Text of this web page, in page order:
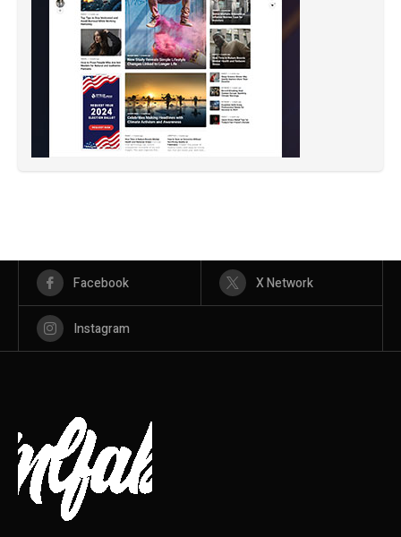
Facebook X Network
Instagram